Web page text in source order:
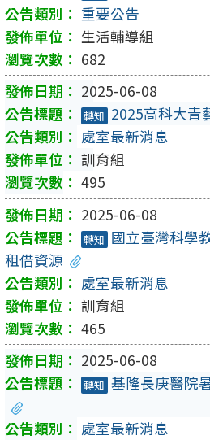
重要公告
生活輔導組
682
2025-06-08
轉知 2025高科大青
處室最新消息
訓育組
495
2025-06-08
轉知 國立臺灣科學
租借資源
處室最新消息
訓育組
465
2025-06-08
轉知 基隆長庚醫院
處室最新消息